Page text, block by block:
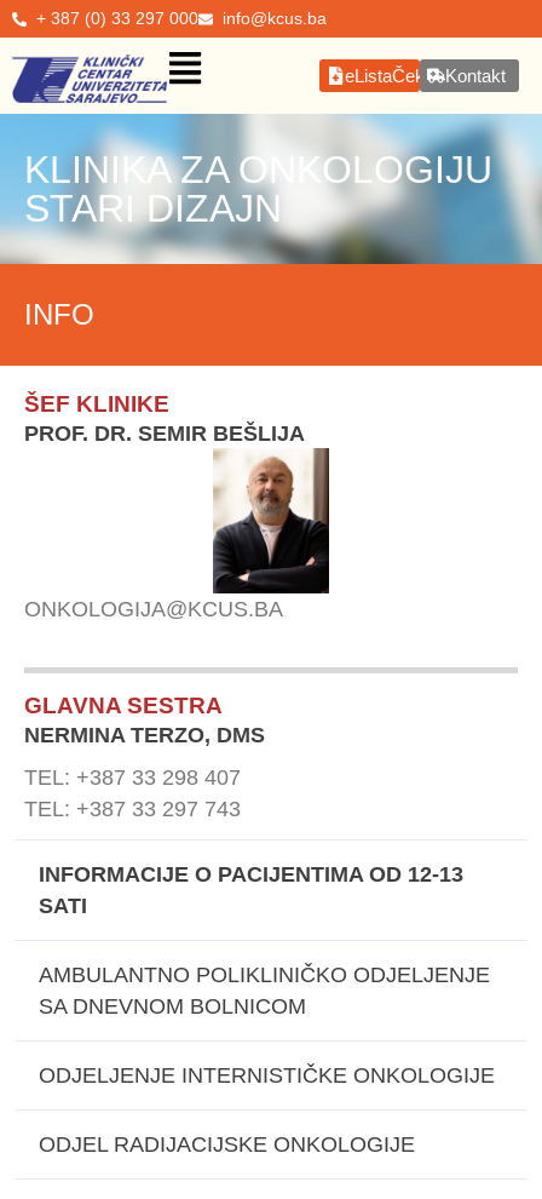
+ 387 (0) 33 297 000 info@kcus.ba
eListaČekanjaKontakt
KLINIKA ZA ONKOLOGIJU
STARI DIZAJN
INFO
ŠEF KLINIKE
PROF. DR. SEMIR BEŠLIJA
ONKOLOGIJA@KCUS.BA
GLAVNA SESTRA
NERMINA TERZO, DMS
TEL: +387 33 298 407
TEL: +387 33 297 743
INFORMACIJE O PACIJENTIMA OD 12-13
SATI
AMBULANTNO POLIKLINIČKO ODJELJENJE
SA DNEVNOM BOLNICOM
ODJELJENJE INTERNISTIČKE ONKOLOGIJE
ODJEL RADIJACIJSKE ONKOLOGIJE